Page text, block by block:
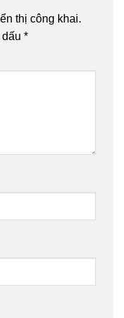
thị công khai.
*